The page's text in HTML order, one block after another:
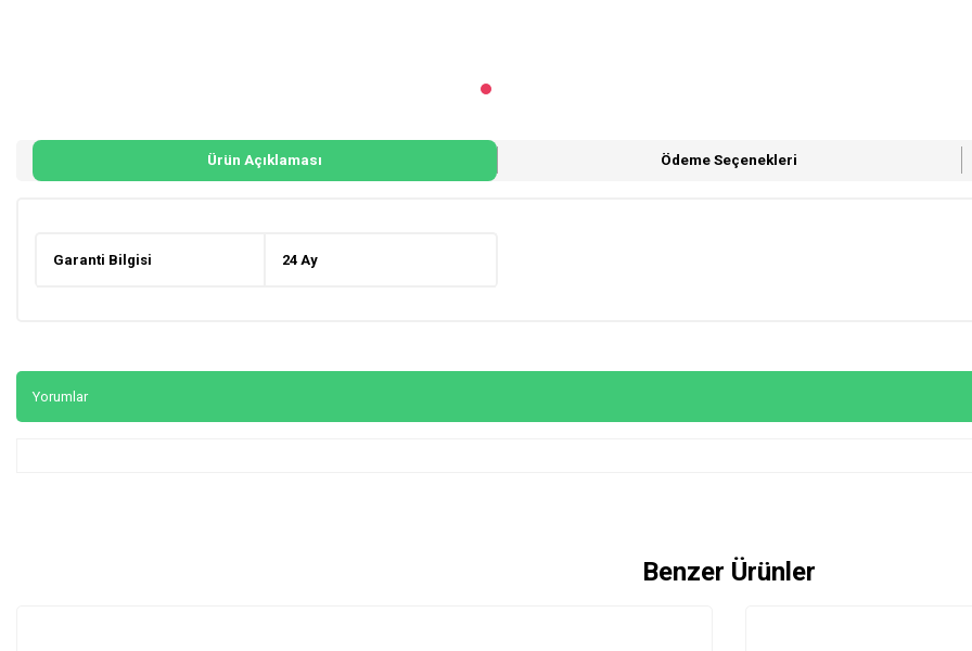
Ürün Açıklaması Ödeme Seçenekleri
Garanti Bilgisi 24 Ay
Yorumlar
Benzer Ürünler